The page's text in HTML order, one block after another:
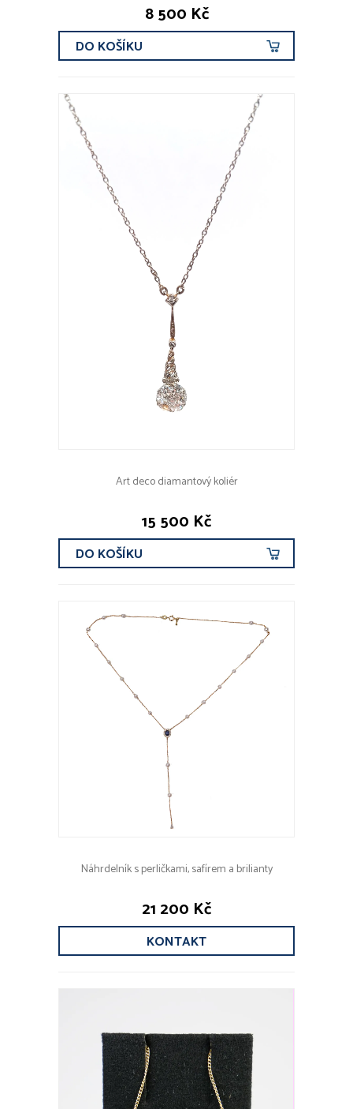
8 500 Kč
DO KOŠÍKU
Art deco diamantový koliér
15 500 Kč
DO KOŠÍKU
Náhrdelník s perličkami, safírem a brilianty
21 200 Kč
KONTAKT